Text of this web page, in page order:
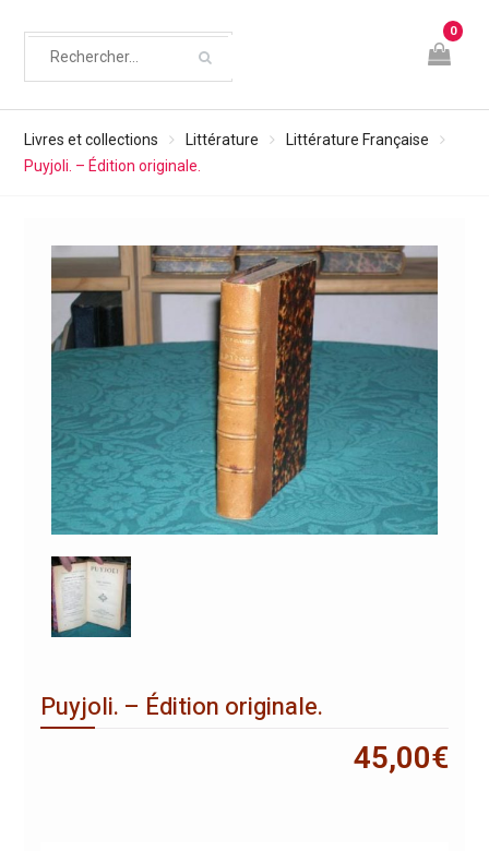
0
Livres et collections Littérature
Littérature Française
Puyjoli. – Édition originale.
Puyjoli. – Édition originale.
45,00€